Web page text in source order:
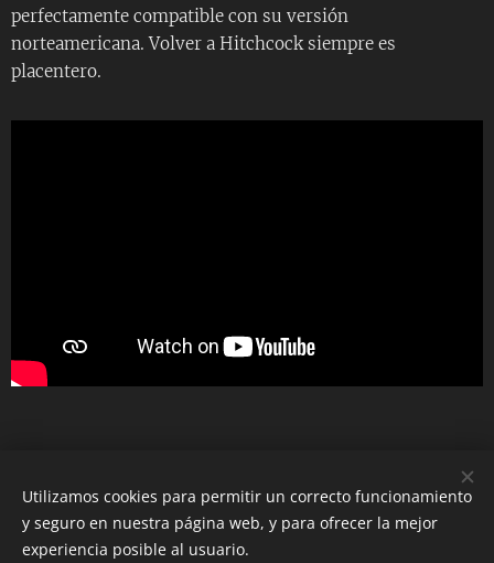
perfectamente compatible con su versión
norteamericana. Volver a Hitchcock siempre es
placentero.
Diego Ramírez Fernández
Todos los derechos reservados 2025
Utilizamos cookies para permitir un correcto funcionamiento
y seguro en nuestra página web, y para ofrecer la mejor
experiencia posible al usuario.